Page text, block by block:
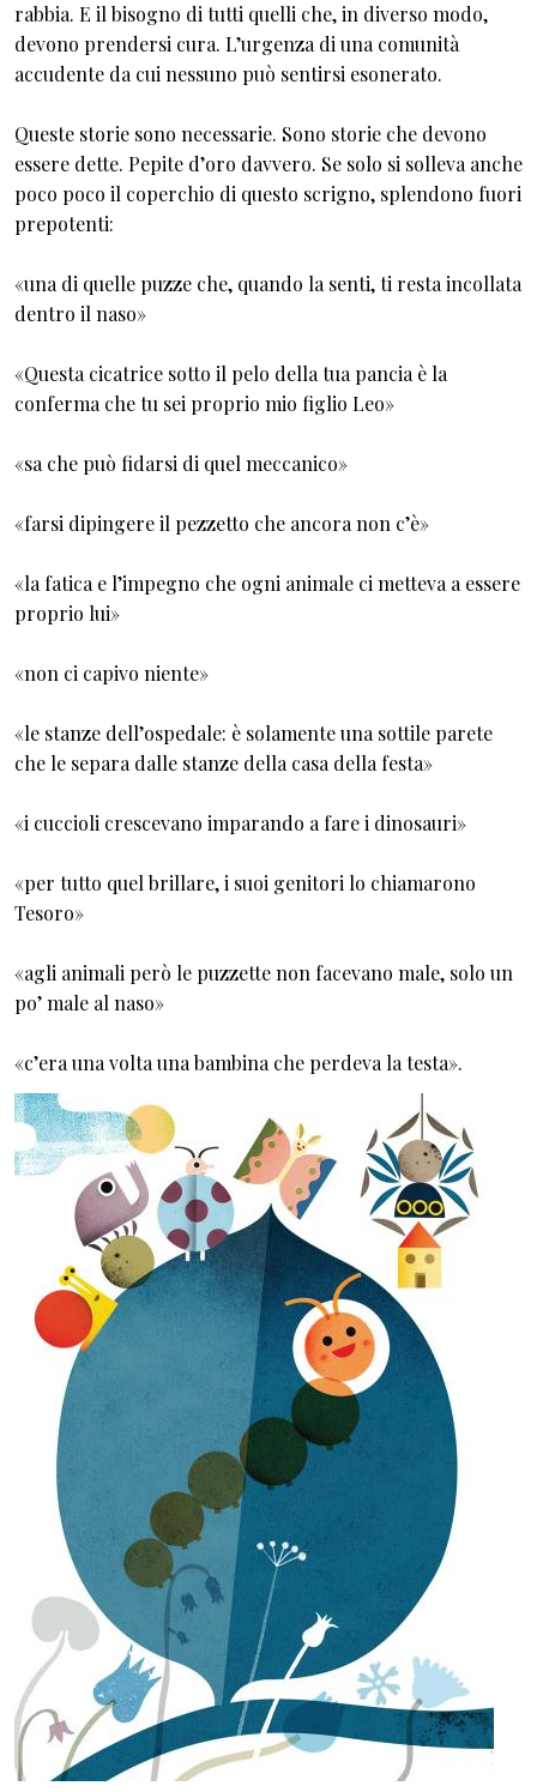
rabbia. E il bisogno di tutti quelli che, in diverso modo,
devono prendersi cura. L’urgenza di una comunità
accudente da cui nessuno può sentirsi esonerato.
Queste storie sono necessarie. Sono storie che devono
essere dette. Pepite d’oro davvero. Se solo si solleva anche
poco poco il coperchio di questo scrigno, splendono fuori
prepotenti:
«una di quelle puzze che, quando la senti, ti resta incollata
dentro il naso»
«Questa cicatrice sotto il pelo della tua pancia è la
conferma che tu sei proprio mio figlio Leo»
«sa che può fidarsi di quel meccanico»
«farsi dipingere il pezzetto che ancora non c’è»
«la fatica e l’impegno che ogni animale ci metteva a essere
proprio lui»
«non ci capivo niente»
«le stanze dell’ospedale: è solamente una sottile parete
che le separa dalle stanze della casa della festa»
«i cuccioli crescevano imparando a fare i dinosauri»
«per tutto quel brillare, i suoi genitori lo chiamarono
Tesoro»
«agli animali però le puzzette non facevano male, solo un
po’ male al naso»
«c’era una volta una bambina che perdeva la testa».